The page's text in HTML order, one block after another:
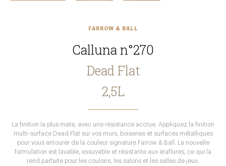
FARROW & BALL
Calluna n°270
Dead Flat
2,5L
La finition la plus mate, avec une résistance accrue. Appliquez la finition
multi-surface Dead Flat sur vos murs, boiseries et surfaces métalliques
pour vous entourer de la couleur signature Farrow & Ball. La nouvelle
formulation est lavable, essuyable et résistante aux éraflures, ce qui la
rend parfaite pour les couloirs, les salons et les salles de jeux.